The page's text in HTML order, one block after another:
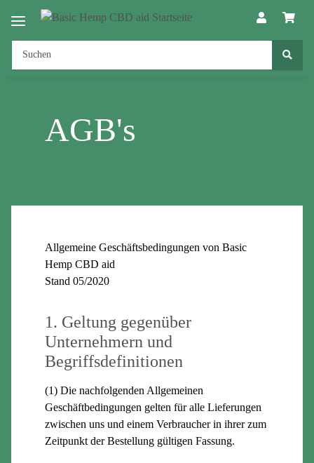
AGB's
Allgemeine Geschäftsbedingungen von Basic
Hemp CBD aid
Stand 05/2020
1. Geltung gegenüber
Unternehmern und
Begriffsdefinitionen
(1) Die nachfolgenden Allgemeinen
Geschäftbedingungen gelten für alle Lieferungen
zwischen uns und einem Verbraucher in ihrer zum
Zeitpunkt der Bestellung gültigen Fassung.